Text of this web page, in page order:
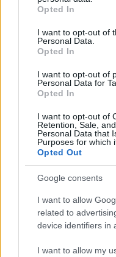
grant or deny consent
use your data for below
consent section.
Opted In
I want to opt-out of
Personal Data.
Opted In
I want to opt-out of
Personal Data for
Opted In
I want to opt-out of
Retention, Sale,
Personal Data that
Purposes for which
Opted Out
Google consents
I want to allow
related to
device identifiers in
I want to allow my
Continue lendo
NÃO CLASSIFICADO